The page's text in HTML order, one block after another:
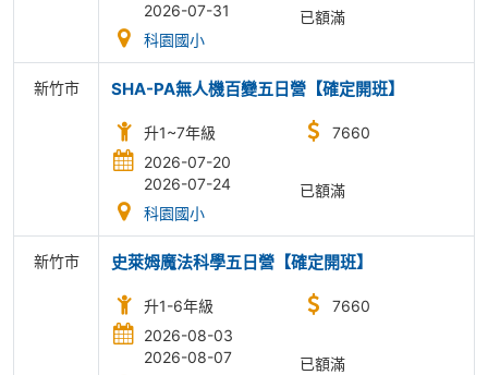
2026-07-31
科園國小
已額滿
新竹市 SHA-PA無人機百變五日營【確定開班】
升1~7年級
2026-07-20
2026-07-24
科園國小
7660
已額滿
新竹市 史萊姆魔法科學五日營【確定開班】
升1-6年級
2026-08-03
2026-08-07
7660
已額滿